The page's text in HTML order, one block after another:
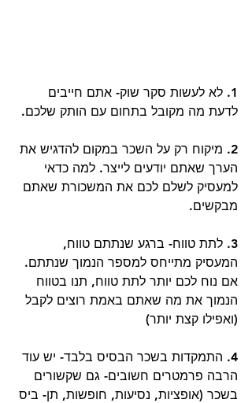
1. לא לעשות סקר שוק- אתם חייבים
לדעת מה מקובל בתחום עם הותק שלכם.
2. מיקוח רק על השכר במקום להדגיש את
הערך שאתם יודעים לייצר. למה כדאי
למעסיק לשלם לכם את המשכורת שאתם
מבקשים.
3. לתת טווח- ברגע שנתתם טווח,
המעסיק מתייחס למספר הנמוך שנתתם.
אם נוח לכם יותר לתת טווח, תנו בטווח
הנמוך את מה שאתם באמת רוצים לקבל
(ואפילו קצת יותר)
4. התמקדות בשכר הבסיס בלבד- יש עוד
הרבה פרמטרים חשובים- גם שקשורים
בשכר (אופציות, נסיעות, חופשות, תן- ביס